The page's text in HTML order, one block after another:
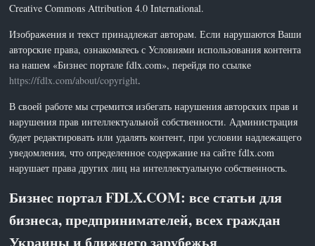
Creative Commons Attribution 4.0 International.
Изображения и текст принадлежат авторам. Если нарушаются Ваши
авторские права, ознакомьтесь с Условиями использования контента
на нашем «Бизнес портале fdlx.com», перейдя по ссылке
https://fdlx.com/about/copyright.
В своей работе мы стремится избегать нарушения авторских прав и
нарушения прав интеллектуальной собственности. Администрация
будет редактировать или удалять контент, при условии надлежащего
уведомления, что определенное содержание на сайте fdlx.com
нарушает права других лиц на интеллектуальную собственность.
Бизнес портал FDLX.COM: все статьи для
бизнеса, предпринимателей, всех граждан
Украины и ближнего зарубежья